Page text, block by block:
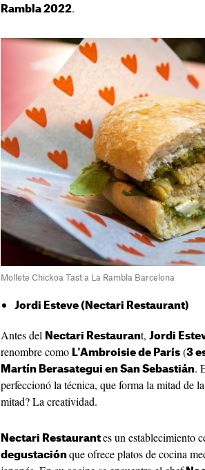
Rambla 2022.
Mollete Chickoa Tast a La Rambla Barcelona
Jordi Esteve (Nectari Restaurant)
Antes del Nectari Restaurant, Jordi
renombre como L'Ambroisie de París (3
Martín Berasategui en San Sebastián.
perfeccionó la técnica, que forma la mitad de
mitad? La creatividad.
Nectari Restaurant es un establecimiento
degustación que ofrece platos de cocina